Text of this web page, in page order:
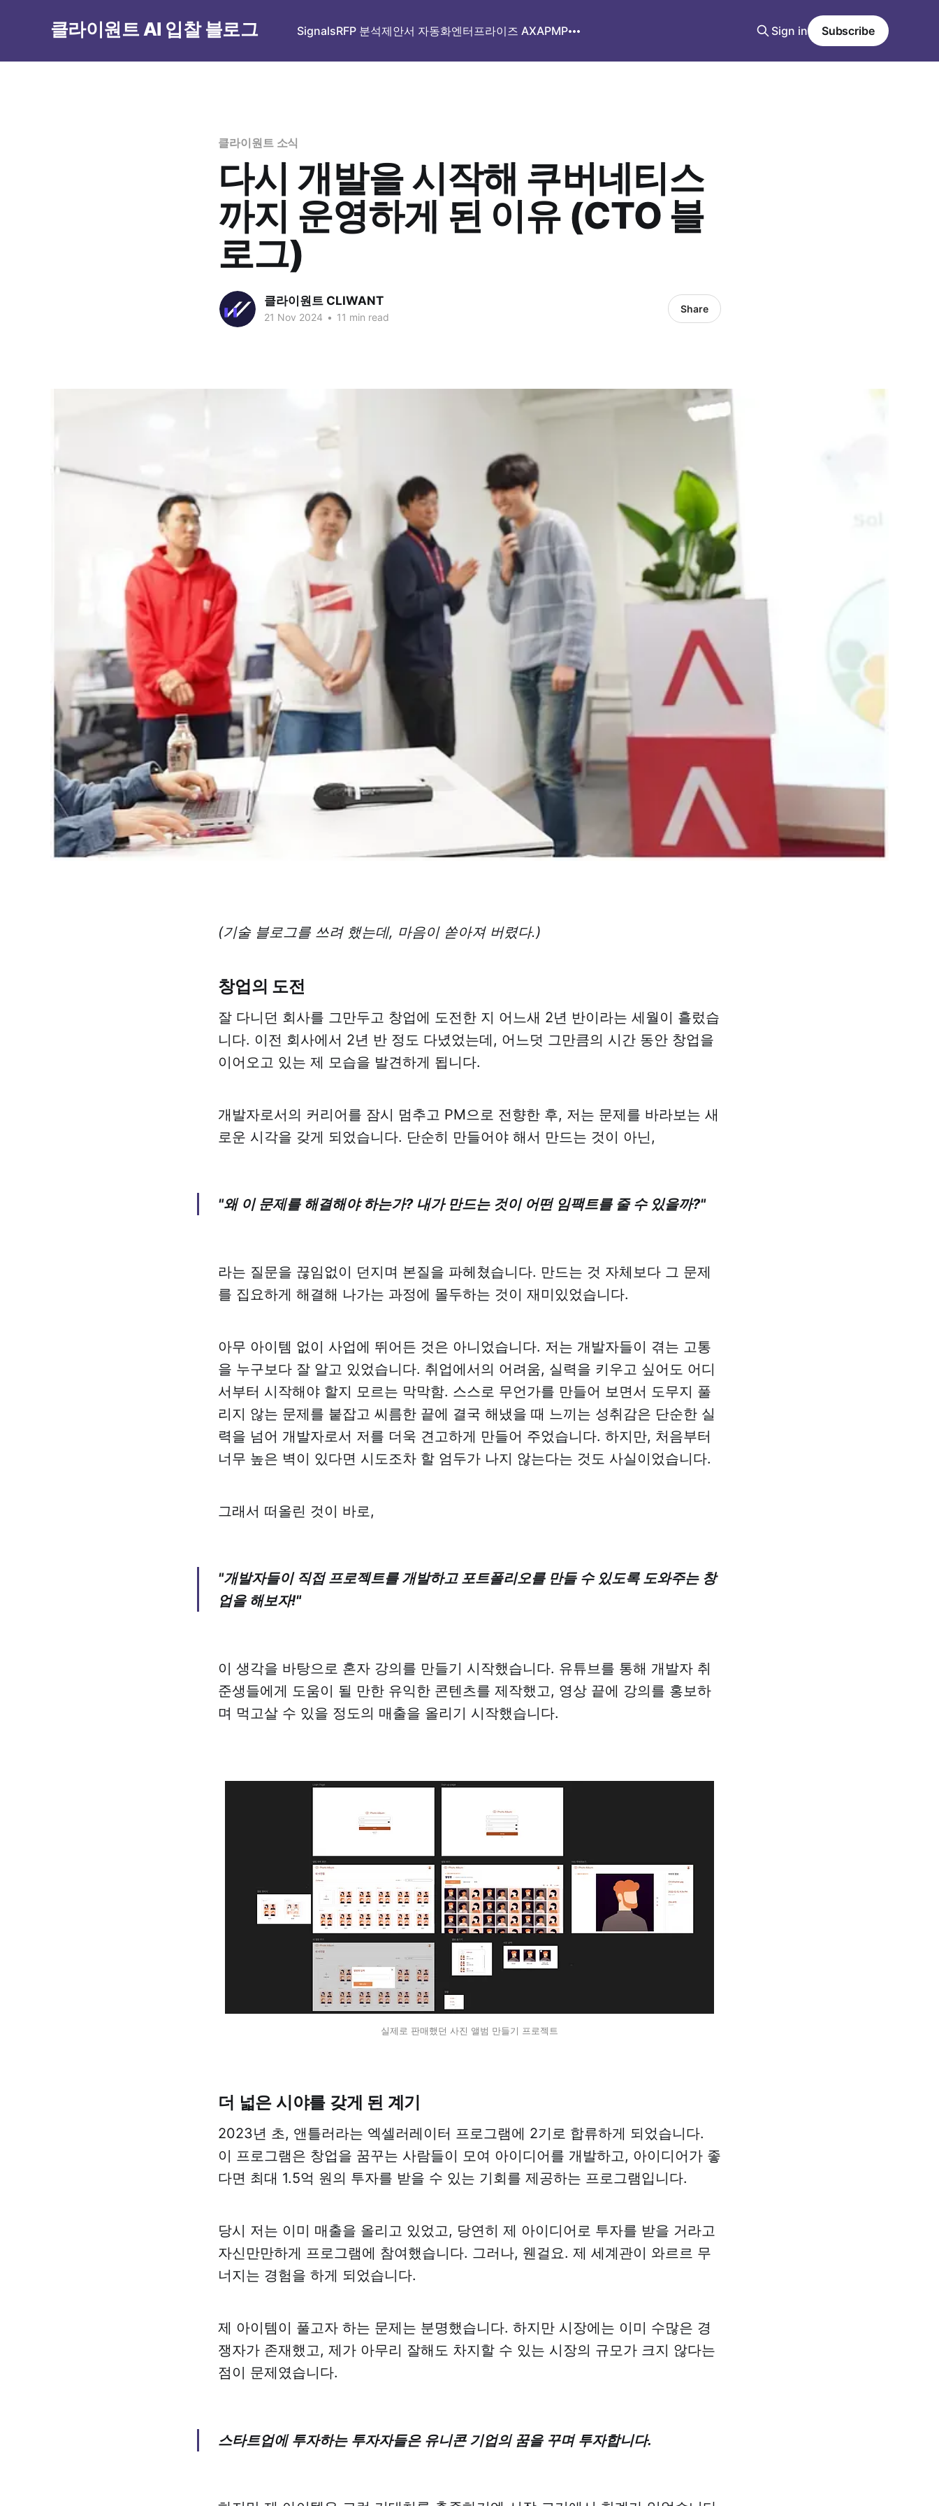
클라이원트 AI 입찰 블로그 SignalsRFP 분석제안서 자동화엔터프라이즈 AXAPMP Sign in Subscribe
클라이원트 소식
다시 개발을 시작해 쿠버네티스
까지 운영하게 된 이유 (CTO 블
로그)
클라이원트 CLIWANT
21 Nov 2024 • 11 min read
Share
(기술 블로그를 쓰려 했는데, 마음이 쏟아져 버렸다.)
창업의 도전
잘 다니던 회사를 그만두고 창업에 도전한 지 어느새 2년 반이라는 세월이 흘렀습
니다. 이전 회사에서 2년 반 정도 다녔었는데, 어느덧 그만큼의 시간 동안 창업을
이어오고 있는 제 모습을 발견하게 됩니다.
개발자로서의 커리어를 잠시 멈추고 PM으로 전향한 후, 저는 문제를 바라보는 새
로운 시각을 갖게 되었습니다. 단순히 만들어야 해서 만드는 것이 아닌,
"왜 이 문제를 해결해야 하는가? 내가 만드는 것이 어떤 임팩트를 줄 수 있을까?"
라는 질문을 끊임없이 던지며 본질을 파헤쳤습니다. 만드는 것 자체보다 그 문제
를 집요하게 해결해 나가는 과정에 몰두하는 것이 재미있었습니다.
아무 아이템 없이 사업에 뛰어든 것은 아니었습니다. 저는 개발자들이 겪는 고통
을 누구보다 잘 알고 있었습니다. 취업에서의 어려움, 실력을 키우고 싶어도 어디
서부터 시작해야 할지 모르는 막막함. 스스로 무언가를 만들어 보면서 도무지 풀
리지 않는 문제를 붙잡고 씨름한 끝에 결국 해냈을 때 느끼는 성취감은 단순한 실
력을 넘어 개발자로서 저를 더욱 견고하게 만들어 주었습니다. 하지만, 처음부터
너무 높은 벽이 있다면 시도조차 할 엄두가 나지 않는다는 것도 사실이었습니다.
그래서 떠올린 것이 바로,
"개발자들이 직접 프로젝트를 개발하고 포트폴리오를 만들 수 있도록 도와주는 창
업을 해보자!"
이 생각을 바탕으로 혼자 강의를 만들기 시작했습니다. 유튜브를 통해 개발자 취
준생들에게 도움이 될 만한 유익한 콘텐츠를 제작했고, 영상 끝에 강의를 홍보하
며 먹고살 수 있을 정도의 매출을 올리기 시작했습니다.
실제로 판매했던 사진 앨범 만들기 프로젝트
더 넓은 시야를 갖게 된 계기
2023년 초, 앤틀러라는 엑셀러레이터 프로그램에 2기로 합류하게 되었습니다.
이 프로그램은 창업을 꿈꾸는 사람들이 모여 아이디어를 개발하고, 아이디어가 좋
다면 최대 1.5억 원의 투자를 받을 수 있는 기회를 제공하는 프로그램입니다.
당시 저는 이미 매출을 올리고 있었고, 당연히 제 아이디어로 투자를 받을 거라고
자신만만하게 프로그램에 참여했습니다. 그러나, 웬걸요. 제 세계관이 와르르 무
너지는 경험을 하게 되었습니다.
제 아이템이 풀고자 하는 문제는 분명했습니다. 하지만 시장에는 이미 수많은 경
쟁자가 존재했고, 제가 아무리 잘해도 차지할 수 있는 시장의 규모가 크지 않다는
점이 문제였습니다.
스타트업에 투자하는 투자자들은 유니콘 기업의 꿈을 꾸며 투자합니다.